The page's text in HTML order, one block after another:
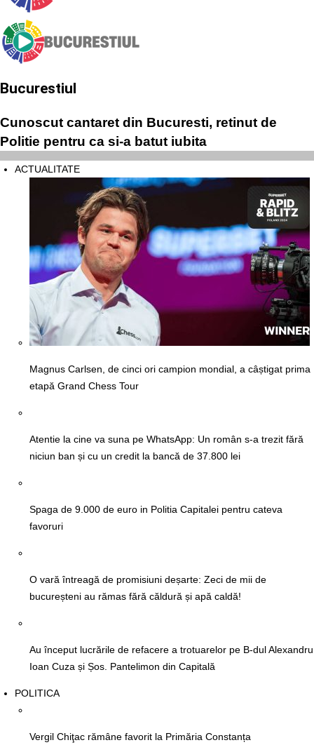
Bucurestiul
Cunoscut cantaret din Bucuresti, retinut de
Politie pentru ca si-a batut iubita
ACTUALITATE
Magnus Carlsen, de cinci ori campion mondial, a câștigat prima
etapă Grand Chess Tour
Atentie la cine va suna pe WhatsApp: Un român s-a trezit fără
niciun ban și cu un credit la bancă de 37.800 lei
Spaga de 9.000 de euro in Politia Capitalei pentru cateva
favoruri
O vară întreagă de promisiuni deșarte: Zeci de mii de
bucureșteni au rămas fără căldură și apă caldă!
Au început lucrările de refacere a trotuarelor pe B-dul Alexandru
Ioan Cuza și Șos. Pantelimon din Capitală
POLITICA
Vergil Chiţac rămâne favorit la Primăria Constanța